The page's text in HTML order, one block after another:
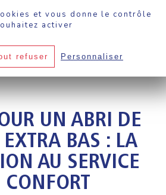
et vous donne le contrôle
activer
refuser Personnaliser
abri de piscine extra bas : la discrétion au service
UN ABRI DE
BAS : LA
AU SERVICE
CONFORT